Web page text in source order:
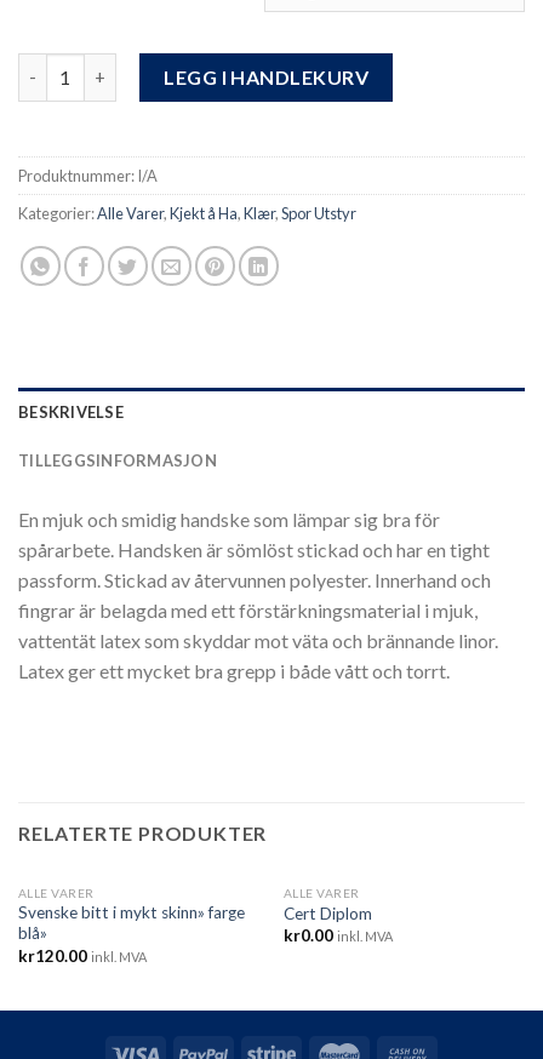
LEGG I HANDLEKURV
Produktnummer:I/A
Kategorier:Alle Varer,Kjekt å Ha,Klær,Spor Utstyr
BESKRIVELSE
TILLEGGSINFORMASJON
En mjuk och smidig handske som lämpar sig bra för
spårarbete. Handsken är sömlöst stickad och har en tight
passform. Stickad av återvunnen polyester. Innerhand och
fingrar är belagda med ett förstärkningsmaterial i mjuk,
vattentät latex som skyddar mot väta och brännande linor.
Latex ger ett mycket bra grepp i både vått och torrt.
RELATERTE PRODUKTER
ALLE VARER
Svenske bitt i mykt skinn» farge
blå»
kr120.00 inkl. MVA
UTSOLGT
ALLE VARER
Cert Diplom
kr0.00 inkl. MVA